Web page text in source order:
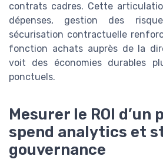
contrats cadres. Cette
dépenses, gestion des
sécurisation contractuelle
fonction achats auprès de la
voit des économies durables
ponctuels.
Mesurer le ROI d’un
spend analytics et
gouvernance